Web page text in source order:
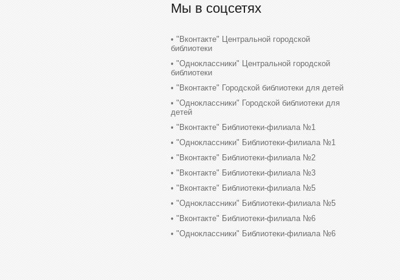
Мы в соцсетях
"Вконтакте" Центральной городской
библиотеки
"Одноклассники" Центральной городской
библиотеки
"Вконтакте" Городской библиотеки для детей
"Одноклассники" Городской библиотеки для
детей
"Вконтакте" Библиотеки-филиала №1
"Одноклассники" Библиотеки-филиала №1
"Вконтакте" Библиотеки-филиала №2
"Вконтакте" Библиотеки-филиала №3
"Вконтакте" Библиотеки-филиала №5
"Одноклассники" Библиотеки-филиала №5
"Вконтакте" Библиотеки-филиала №6
"Одноклассники" Библиотеки-филиала №6